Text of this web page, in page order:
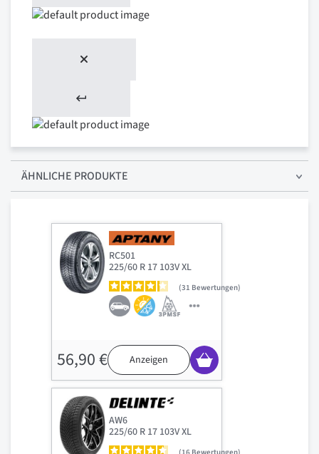
ÄHNLICHE PRODUKTE
RC501
225/60 R 17 103V XL
31 Bewertungen
56,90 € Anzeigen
AW6
225/60 R 17 103V XL